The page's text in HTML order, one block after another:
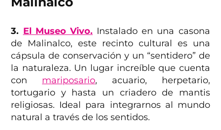
3. El Museo Vivo. Instalado en una casona
de Malinalco, este recinto cultural es una
cápsula de conservación y un “sentidero” de
la naturaleza. Un lugar increíble que cuenta
con mariposario, acuario, herpetario,
tortugario y hasta un criadero de mantis
religiosas. Ideal para integrarnos al mundo
natural a través de los sentidos.